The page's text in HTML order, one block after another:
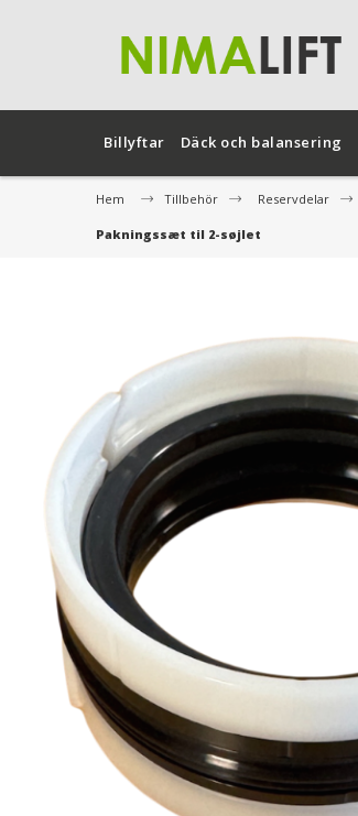
Billyftar Däck och balansering
Hem Tillbehör Reservdelar
Pakningssæt til 2-søjlet